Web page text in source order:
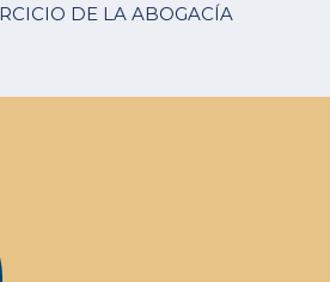
DE LA ABOGACÍA